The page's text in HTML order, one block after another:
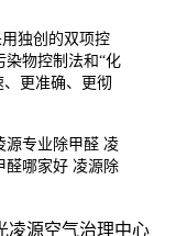
独创的双项控
染物控制法和“化
更准确、更彻
源专业除甲醛 凌
醛哪家好 凌源除